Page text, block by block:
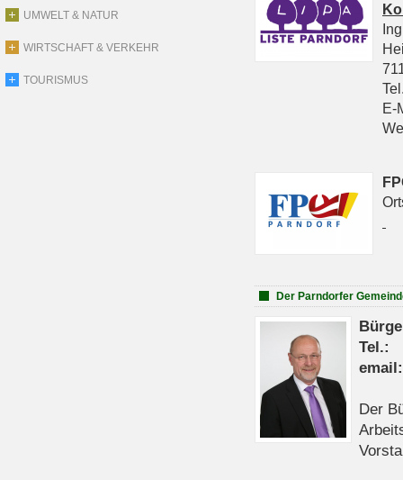
UMWELT & NATUR
WIRTSCHAFT & VERKEHR
TOURISMUS
E-
Der Parndorfer
Der